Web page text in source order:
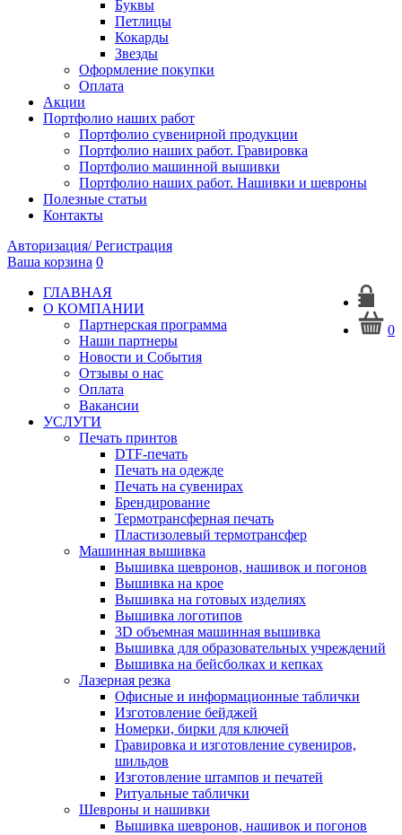
Буквы
Петлицы
Кокарды
Звезды
Оформление покупки
Оплата
Акции
Портфолио наших работ
Портфолио сувенирной продукции
Портфолио наших работ. Гравировка
Портфолио машинной вышивки
Портфолио наших работ. Нашивки и шевроны
Полезные статьи
Контакты
Авторизация/ Регистрация
Ваша корзина 0
0
ГЛАВНАЯ
О КОМПАНИИ
Партнерская программа
Наши партнеры
Новости и События
Отзывы о нас
Оплата
Вакансии
УСЛУГИ
Печать принтов
DTF-печать
Печать на одежде
Печать на сувенирах
Брендирование
Термотрансферная печать
Пластизолевый термотрансфер
Машинная вышивка
Вышивка шевронов, нашивок и погонов
Вышивка на крое
Вышивка на готовых изделиях
Вышивка логотипов
3D объемная машинная вышивка
Вышивка для образовательных учреждений
Вышивка на бейсболках и кепках
Лазерная резка
Офисные и информационные таблички
Изготовление бейджей
Номерки, бирки для ключей
Гравировка и изготовление сувениров,
шильдов
Изготовление штампов и печатей
Ритуальные таблички
Шевроны и нашивки
Вышивка шевронов, нашивок и погонов